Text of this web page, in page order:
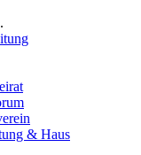
& Haus